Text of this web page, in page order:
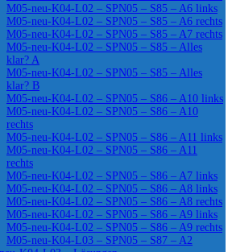
M05-neu-K04-L02 – SPN05 – S85 – A6 links
M05-neu-K04-L02 – SPN05 – S85 – A6 rechts
M05-neu-K04-L02 – SPN05 – S85 – A7 rechts
M05-neu-K04-L02 – SPN05 – S85 – Alles
klar? A
M05-neu-K04-L02 – SPN05 – S85 – Alles
klar? B
M05-neu-K04-L02 – SPN05 – S86 – A10 links
M05-neu-K04-L02 – SPN05 – S86 – A10
rechts
M05-neu-K04-L02 – SPN05 – S86 – A11 links
M05-neu-K04-L02 – SPN05 – S86 – A11
rechts
M05-neu-K04-L02 – SPN05 – S86 – A7 links
M05-neu-K04-L02 – SPN05 – S86 – A8 links
M05-neu-K04-L02 – SPN05 – S86 – A8 rechts
M05-neu-K04-L02 – SPN05 – S86 – A9 links
M05-neu-K04-L02 – SPN05 – S86 – A9 rechts
M05-neu-K04-L03 – SPN05 – S87 – A2